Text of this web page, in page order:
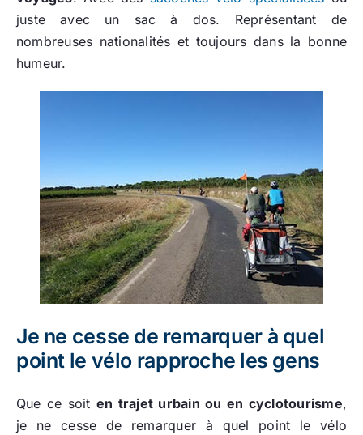
juste avec un sac à dos. Représentant de
nombreuses nationalités et toujours dans la bonne
humeur.
Je ne cesse de remarquer à quel
point le vélo rapproche les gens
Que ce soit en trajet urbain ou en cyclotourisme,
je ne cesse de remarquer à quel point le vélo